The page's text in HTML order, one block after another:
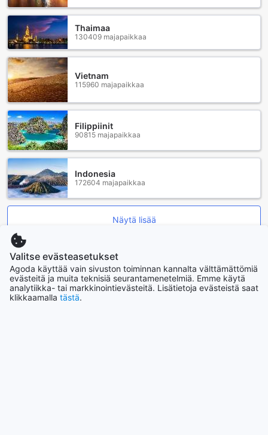
Thaimaa
130409 majapaikkaa
Vietnam
115960 majapaikkaa
Filippiinit
90815 majapaikkaa
Indonesia
172604 majapaikkaa
Näytä lisää
Nousevat kaupungit
Valitse evästeasetukset
Agoda käyttää vain sivuston toiminnan kannalta välttämättömiä
evästeitä ja muita teknisiä seurantamenetelmiä. Emme käytä
analytiikka- tai markkinointievästeitä. Lisätietoja evästeistä saat
klikkaamalla tästä.